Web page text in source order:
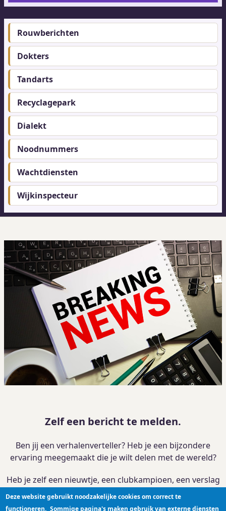
Footer-
menu
Rouwberichten
Dokters
Tandarts
Recyclagepark
Dialekt
Noodnummers
Wachtdiensten
Wijkinspecteur
Zelf een bericht te melden.
Ben jij een verhalenverteller? Heb je een bijzondere
ervaring meegemaakt die je wilt delen met de wereld?
Heb je zelf een nieuwtje, een clubkampioen, een verslag
van je activiteit?
Deze website gebruikt noodzakelijke cookies om correct te
functioneren. Sommige pagina's maken gebruik van externe diensten